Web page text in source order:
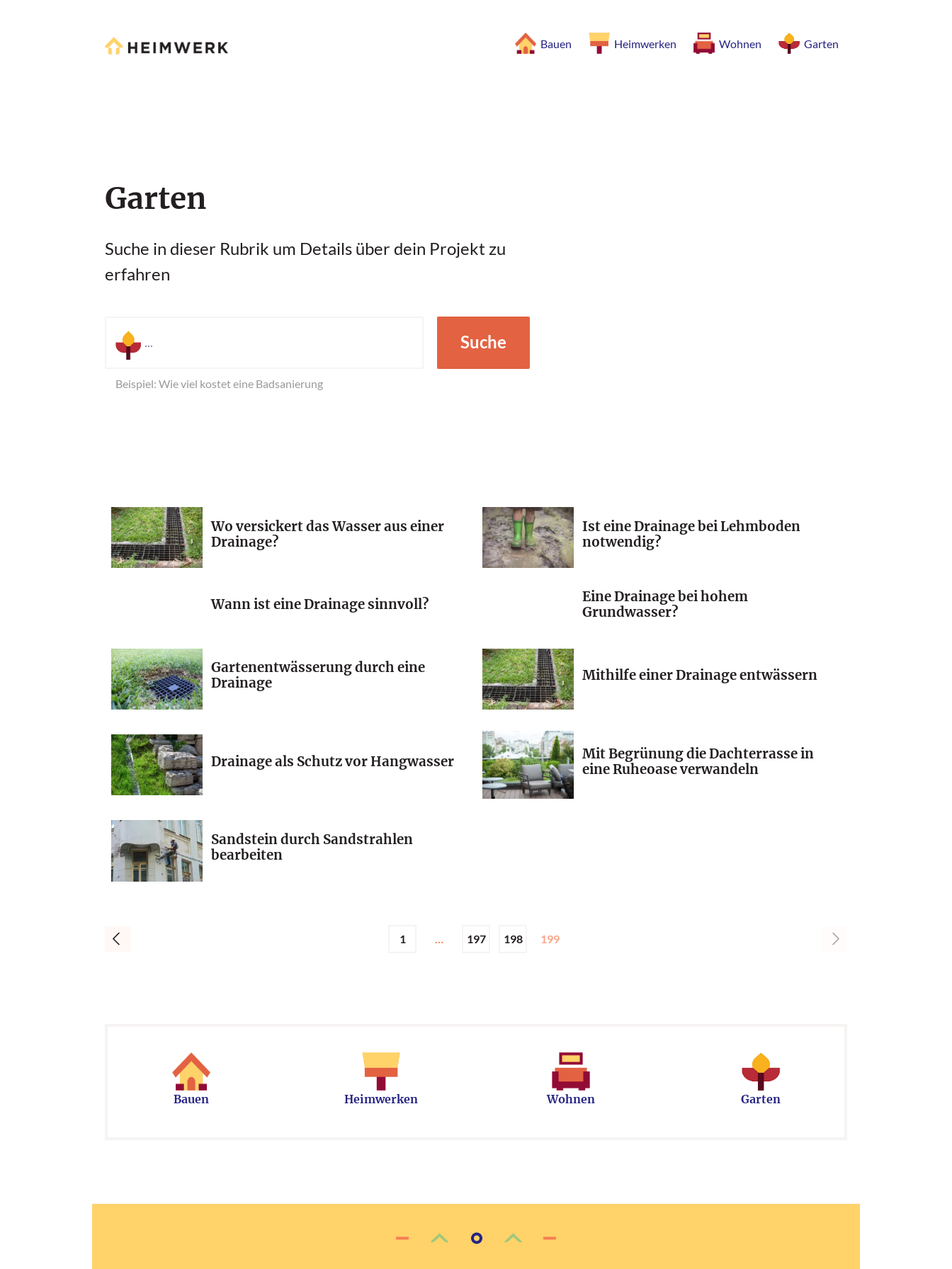
Bauen Heimwerken Wohnen Garten
Garten
Suche in dieser Rubrik um Details über dein Projekt zu
erfahren
Beispiel: Wie viel kostet eine Badsanierung
Suche
Wo versickert das Wasser aus einer
Drainage?
Ist eine Drainage bei Lehmboden
notwendig?
Wann ist eine Drainage sinnvoll?
Eine Drainage bei hohem
Grundwasser?
Gartenentwässerung durch eine
Drainage
Mithilfe einer Drainage entwässern
Drainage als Schutz vor Hangwasser
Mit Begrünung die Dachterrasse in
eine Ruheoase verwandeln
Sandstein durch Sandstrahlen
bearbeiten
1 197 198 199
Bauen Heimwerken Wohnen Garten